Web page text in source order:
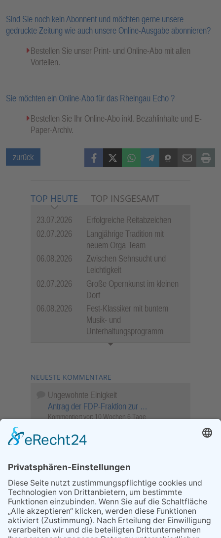
Sind Sie noch kein Abonnent und möchten gerne unsere
gedruckte Zeitung wie auch unsere Online-Ausgabe abonnieren?
Bestellen Sie unser Print- und Online-Abo mit allen
Vorteilen.
Sie möchten ein Online-Abo für das Rheingau Echo ?
Bestellen Sie Ihr Online-Abo inkl. Bezahlinhalte und E-
Paper-Archiv.
zurück FacebookX (Twitter)WhatsAppTelegramThreemaMail Print
TOP HEUTE TOP INSGESAMT
23.07.2026
Erfolgreiche Reitabzeichen
02.07.2026
Langjährige Tradition mit
neuem Orga-Team
06.08.2026
Zwischen Sehnsucht und
Leichtigkeit
02.07.2026
Große Opernkunst im kleinen
Dorf
06.08.2026
Fest-Klassiker mit buntem
Musik- und
Unterhaltungsprogramm
NEUESTE KOMMENTARE
Ungewohnte Einigkeit
Antrag der FDP-Fraktion zur …
Kommentiert vor: 10 Wochen 6 Tage
Objekt …
Kommentiert vor: 26 Wochen 20 Stunden
Sperrung für Wassersportler schlägt hohe
Wellen
Sperrung der Stillgewässer
Kommentiert vor:1 Jahr 50 Wochen
Literarischer Rückblick
Alte Schule